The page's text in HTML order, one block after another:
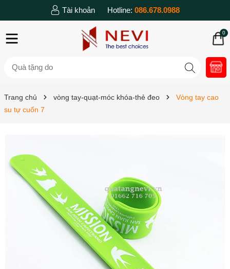
Tài khoản Hotline: 086.678.0988
0
Trang chủ vòng tay-quạt-móc khóa-thẻ đeo
Vòng tay cao
su tự cuốn 7